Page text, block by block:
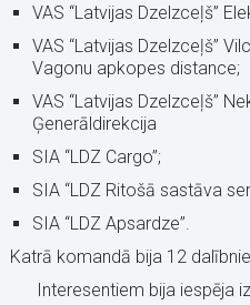
VAS “Latvijas Dzelzceļš”
VAS “Latvijas Dzelzceļš”
Vagonu apkopes distance;
VAS “Latvijas Dzelzceļš”
Ģenerāldirekcija
SIA “LDZ Cargo”;
SIA “LDZ Ritošā sastāva
SIA “LDZ Apsardze”.
Katrā komandā bija 12
Interesentiem bija iespēja